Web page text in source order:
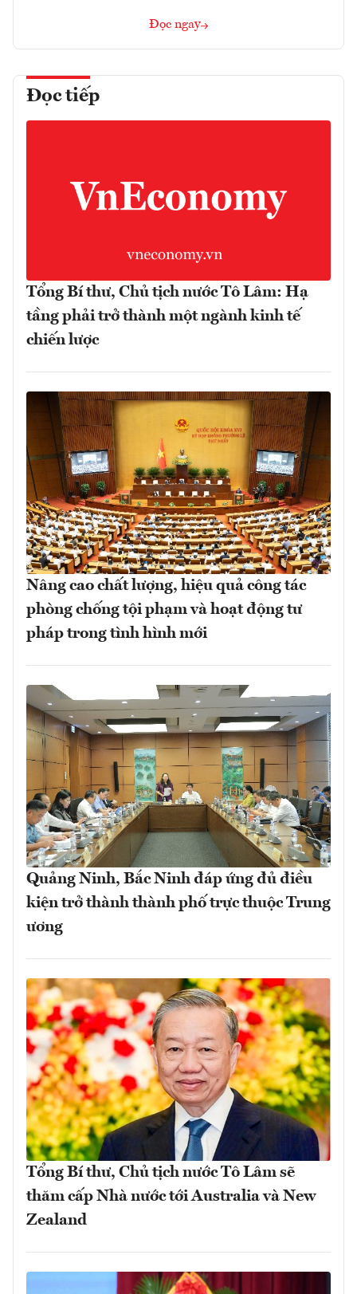
Đọc ngay
Đọc tiếp
Tổng Bí thư, Chủ tịch nước Tô Lâm: Hạ
tầng phải trở thành một ngành kinh tế
chiến lược
Nâng cao chất lượng, hiệu quả công tác
phòng chống tội phạm và hoạt động tư
pháp trong tình hình mới
Quảng Ninh, Bắc Ninh đáp ứng đủ điều
kiện trở thành thành phố trực thuộc Trung
ương
Tổng Bí thư, Chủ tịch nước Tô Lâm sẽ
thăm cấp Nhà nước tới Australia và New
Zealand